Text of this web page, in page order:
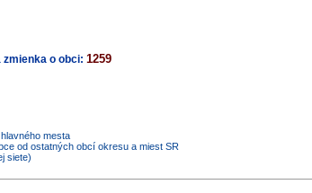
o obci: 1259
mesta
od ostatných obcí okresu a miest SR
siete)